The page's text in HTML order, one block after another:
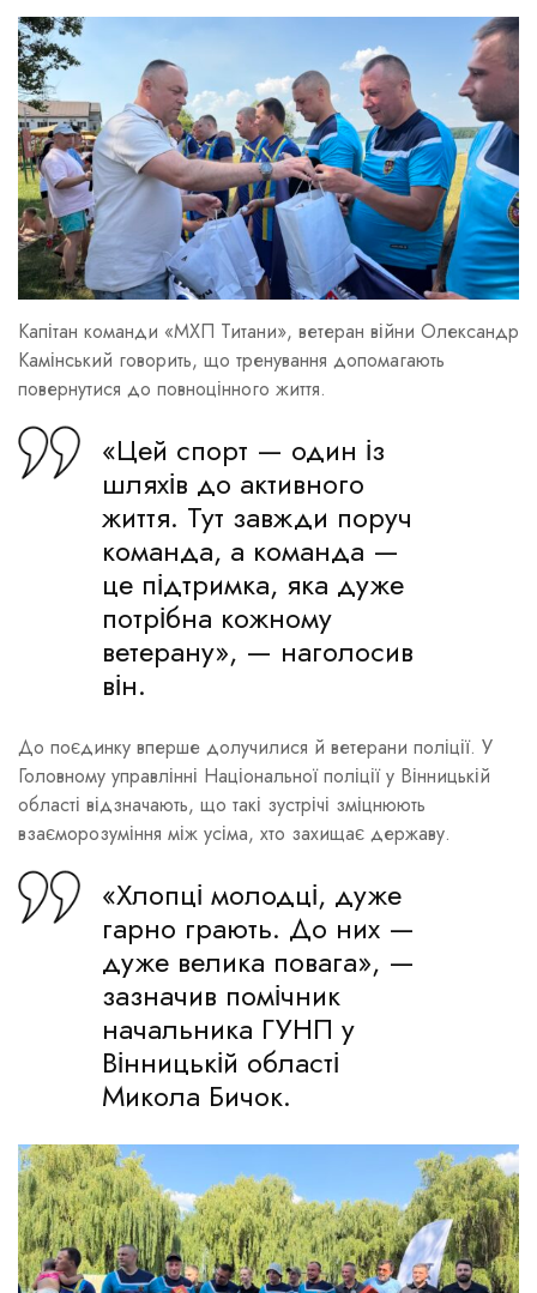
Капітан команди «МХП Титани», ветеран війни Олександр
Камінський говорить, що тренування допомагають
повернутися до повноцінного життя.
«Цей спорт — один із
шляхів до активного
життя. Тут завжди поруч
команда, а команда —
це підтримка, яка дуже
потрібна кожному
ветерану», — наголосив
він.
До поєдинку вперше долучилися й ветерани поліції. У
Головному управлінні Національної поліції у Вінницькій
області відзначають, що такі зустрічі зміцнюють
взаєморозуміння між усіма, хто захищає державу.
«Хлопці молодці, дуже
гарно грають. До них —
дуже велика повага», —
зазначив помічник
начальника ГУНП у
Вінницькій області
Микола Бичок.